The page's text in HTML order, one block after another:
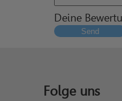
Deine
Send
Folge uns